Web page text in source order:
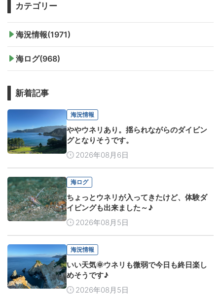
カテゴリー
海況情報(1971)
海ログ(968)
新着記事
海況情報
ややウネリあり。揺られながらのダイビン
グとなりそうです。
2026年08月6日
海ログ
ちょっとウネリが入ってきたけど、体験ダ
イビングも出来ました～♪
2026年08月5日
海況情報
いい天気🌞ウネリも微弱で今日も終日楽し
めそうです♪
2026年08月5日